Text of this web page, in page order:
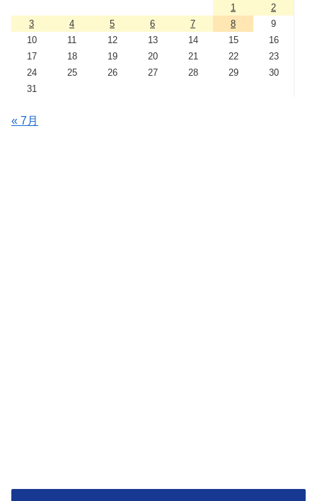
1
2
3
4 5 6 7 8
9
10
11 12 13 14 15
16
17
18 19 20 21 22
23
24
25 26 27 28 29
30
31
« 7月